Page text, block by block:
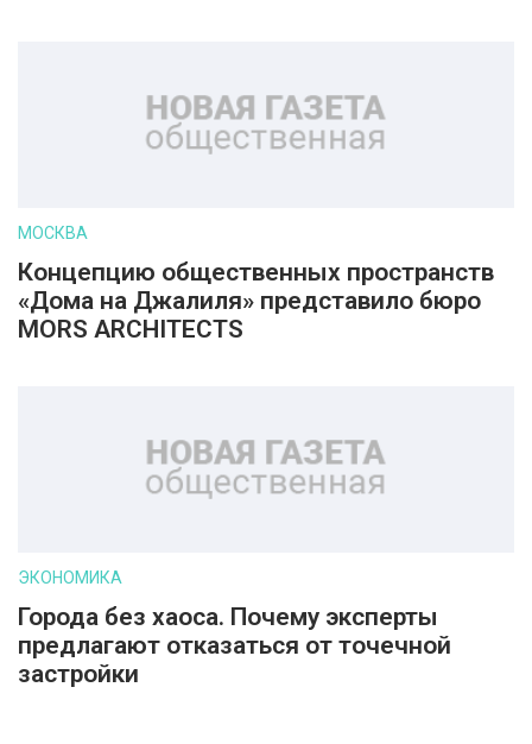
МОСКВА
Концепцию общественных пространств
«Дома на Джалиля» представило бюро
MORS ARCHITECTS
ЭКОНОМИКА
Города без хаоса. Почему эксперты
предлагают отказаться от точечной
застройки